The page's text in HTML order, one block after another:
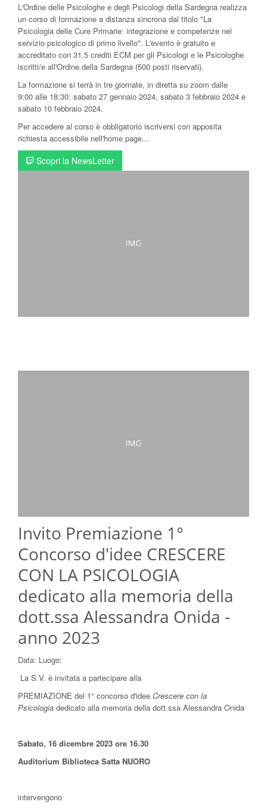
L'Ordine delle Psicologhe e degli Psicologi della Sardegna realizza
un corso di formazione a distanza sincrona dal titolo "La
Psicologia delle Cure Primarie: integrazione e competenze nel
servizio psicologico di primo livello". L'evento è gratuito e
accreditato con 31,5 crediti ECM per gli Psicologi e le Psicologhe
iscritti/e all'Ordine della Sardegna (500 posti riservati).
La formazione si terrà in tre giornate, in diretta su zoom dalle
9:00 alle 18:30: sabato 27 gennaio 2024, sabato 3 febbraio 2024 e
sabato 10 febbraio 2024.
Per accedere al corso è obbligatorio iscriversi con apposita
richiesta accessibile nell'home page...
Scopri la NewsLetter
Invito Premiazione 1°
Concorso d'idee CRESCERE
CON LA PSICOLOGIA
dedicato alla memoria della
dott.ssa Alessandra Onida -
anno 2023
Data: Luogo:
La S.V. è invitata a partecipare alla
PREMIAZIONE del 1° concorso d'idee Crescere con la
Psicologia dedicato alla memoria della dott.ssa Alessandra Onida
Sabato, 16 dicembre 2023 ore 16.30
Auditorium Biblioteca Satta NUORO
intervengono